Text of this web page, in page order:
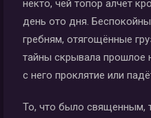
некто, чей топор алчет
день ото дня.
гребням, отягощённые
тайны скрывала прошлое
с него проклятие или
То, что было священным,